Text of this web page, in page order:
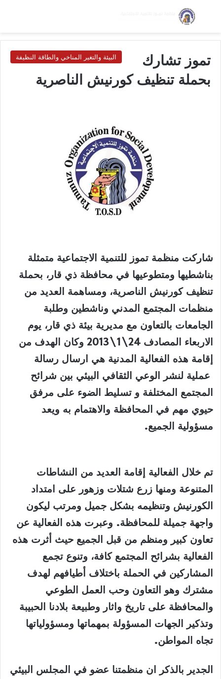
بحث عن
البيئة والتغير المناخي والطاقة النظيفة
تموز تشارك
بحملة تنظيف كورنيش الناصرية
شاركت منظمة تموز للتنمية الاجتماعية متمثلة
بناشطيها ومتطوعيها في محافظة ذي قار، بحملة
تنظيف كورنيش الناصرية، ومساهمة العديد من
منظمات المجتمع المدني وناشطين وطلبة
الجامعات بالتعاون مع مديرية بيئة ذي قار، يوم
الاربعاء المصادف 24\1\2013 وكان الهدف من
إقامة هذه الفعالية المدنية هي ارسال رسالة
عملية لنشر الوعي الثقافي البيئي بين شرائح
المجتمع المختلفة و تسليط الضوء على مرفق
حيوي مهم في المحافظة والاهتمام به ويعد
مسؤولية الجميع.
تم خلال الفعالية إقامة العديد من النشاطات
المتنوعة ومنها زرع شتلات وزهور على امتداد
الكورنيش وتنظيمه بشكل جميل ومرتب ليكون
واجهة جميلة للمحافظة. وعبرت هذه الفعالية عن
تعاون كبير ومنظم من قبل الجميع حيث أثرت هذه
الفعالية بشرائح المجتمع كافة، وتنوع تجمع
المشاركين في الحملة باختلاف أطيافهم لهدف
مشترك وهو التعاون وحب العمل الطوعي
والمحافظة على تاريخ واثار وطبيعة بلادنا الحبيبة
وتذكير الجهات المسؤولة بمهماتها ومسؤولياتها
تجاه المواطن.
الجدير بالذكر ان منظمتنا عضو في المجلس البيئي